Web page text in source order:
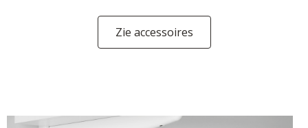
Zie accessoires